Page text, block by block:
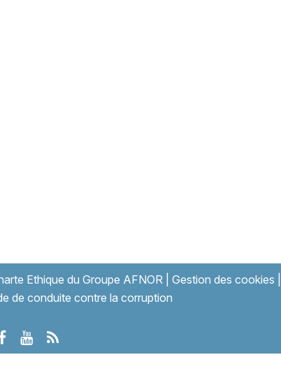
Ethique du Groupe AFNOR| Gestion des cookies
de conduite contre la corruption